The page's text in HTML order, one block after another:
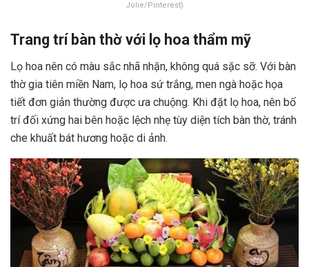
Jolie/Pinterest)
Trang trí bàn thờ với lọ hoa thẩm mỹ
Lọ hoa nên có màu sắc nhã nhặn, không quá sặc sỡ. Với bàn
thờ gia tiên miền Nam, lọ hoa sứ trắng, men ngà hoặc họa
tiết đơn giản thường được ưa chuộng. Khi đặt lọ hoa, nên bố
trí đối xứng hai bên hoặc lệch nhẹ tùy diện tích bàn thờ, tránh
che khuất bát hương hoặc di ảnh.